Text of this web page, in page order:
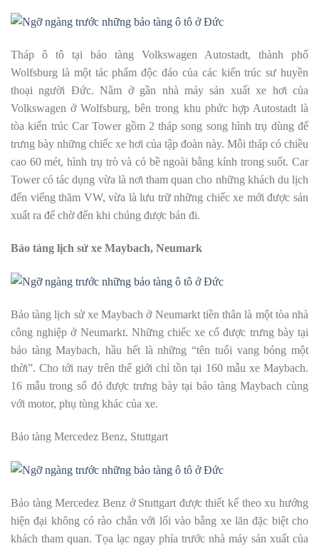
Tháp ô tô tại bảo tàng Volkswagen Autostadt, thành phố
Wolfsburg là một tác phẩm độc đáo của các kiến trúc sư huyền
thoại người Đức. Nằm ở gần nhà máy sản xuất xe hơi của
Volkswagen ở Wolfsburg, bên trong khu phức hợp Autostadt là
tòa kiến trúc Car Tower gồm 2 tháp song song hình trụ dùng để
trưng bày những chiếc xe hơi của tập đoàn này. Mỗi tháp có chiều
cao 60 mét, hình trụ trò và có bề ngoài bằng kính trong suốt. Car
Tower có tác dụng vừa là nơi tham quan cho những khách du lịch
đến viếng thăm VW, vừa là lưu trữ những chiếc xe mới được sản
xuất ra để chờ đến khi chúng được bán đi.
Bảo tàng lịch sử xe Maybach, Neumark
Bảo tàng lịch sử xe Maybach ở Neumarkt tiền thân là một tòa nhà
công nghiệp ở Neumarkt. Những chiếc xe cổ được trưng bày tại
bảo tàng Maybach, hầu hết là những “tên tuổi vang bóng một
thời”. Cho tới nay trên thế giới chỉ tồn tại 160 mẫu xe Maybach.
16 mẫu trong số đó được trưng bày tại bảo tàng Maybach cùng
với motor, phụ tùng khác của xe.
Bảo tàng Mercedez Benz, Stuttgart
Bảo tàng Mercedez Benz ở Stuttgart được thiết kế theo xu hướng
hiện đại không có rào chắn với lối vào bằng xe lăn đặc biệt cho
khách tham quan. Tọa lạc ngay phía trước nhà máy sản xuất của